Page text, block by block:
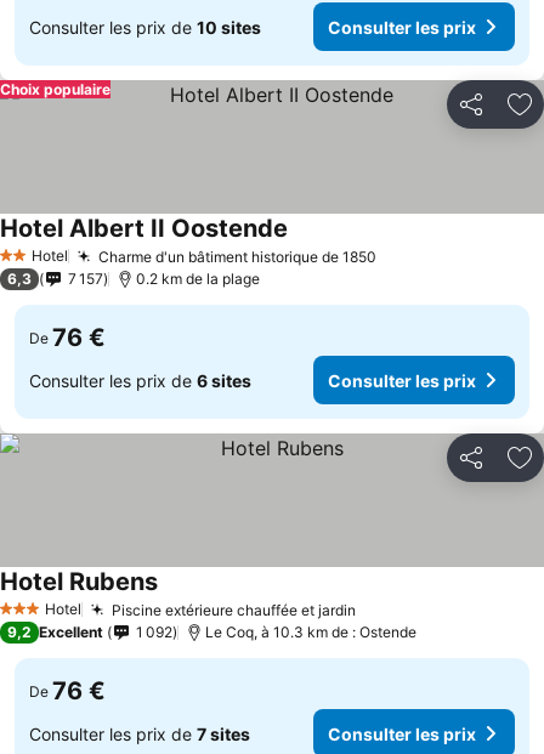
Consulter les prix de 10 sites Consulter les prix
Partager
Choix populaire
2 Étoiles
Hotel Charme d'un bâtiment historique de 1850
Hotel Albert II Oostende
6,3 7 157 0.2 km de la plage
De 76 €
Consulter les prix de 6 sites Consulter les prix
Partager
3 ÉtoilesHotel Piscine extérieure chauffée et jardin
Hotel RubensConsulter les prix
9,2 Excellent 1 092 Le Coq, à 10.3 km de : Ostende
De 76 €
Consulter les prix de 7 sites Consulter les prix